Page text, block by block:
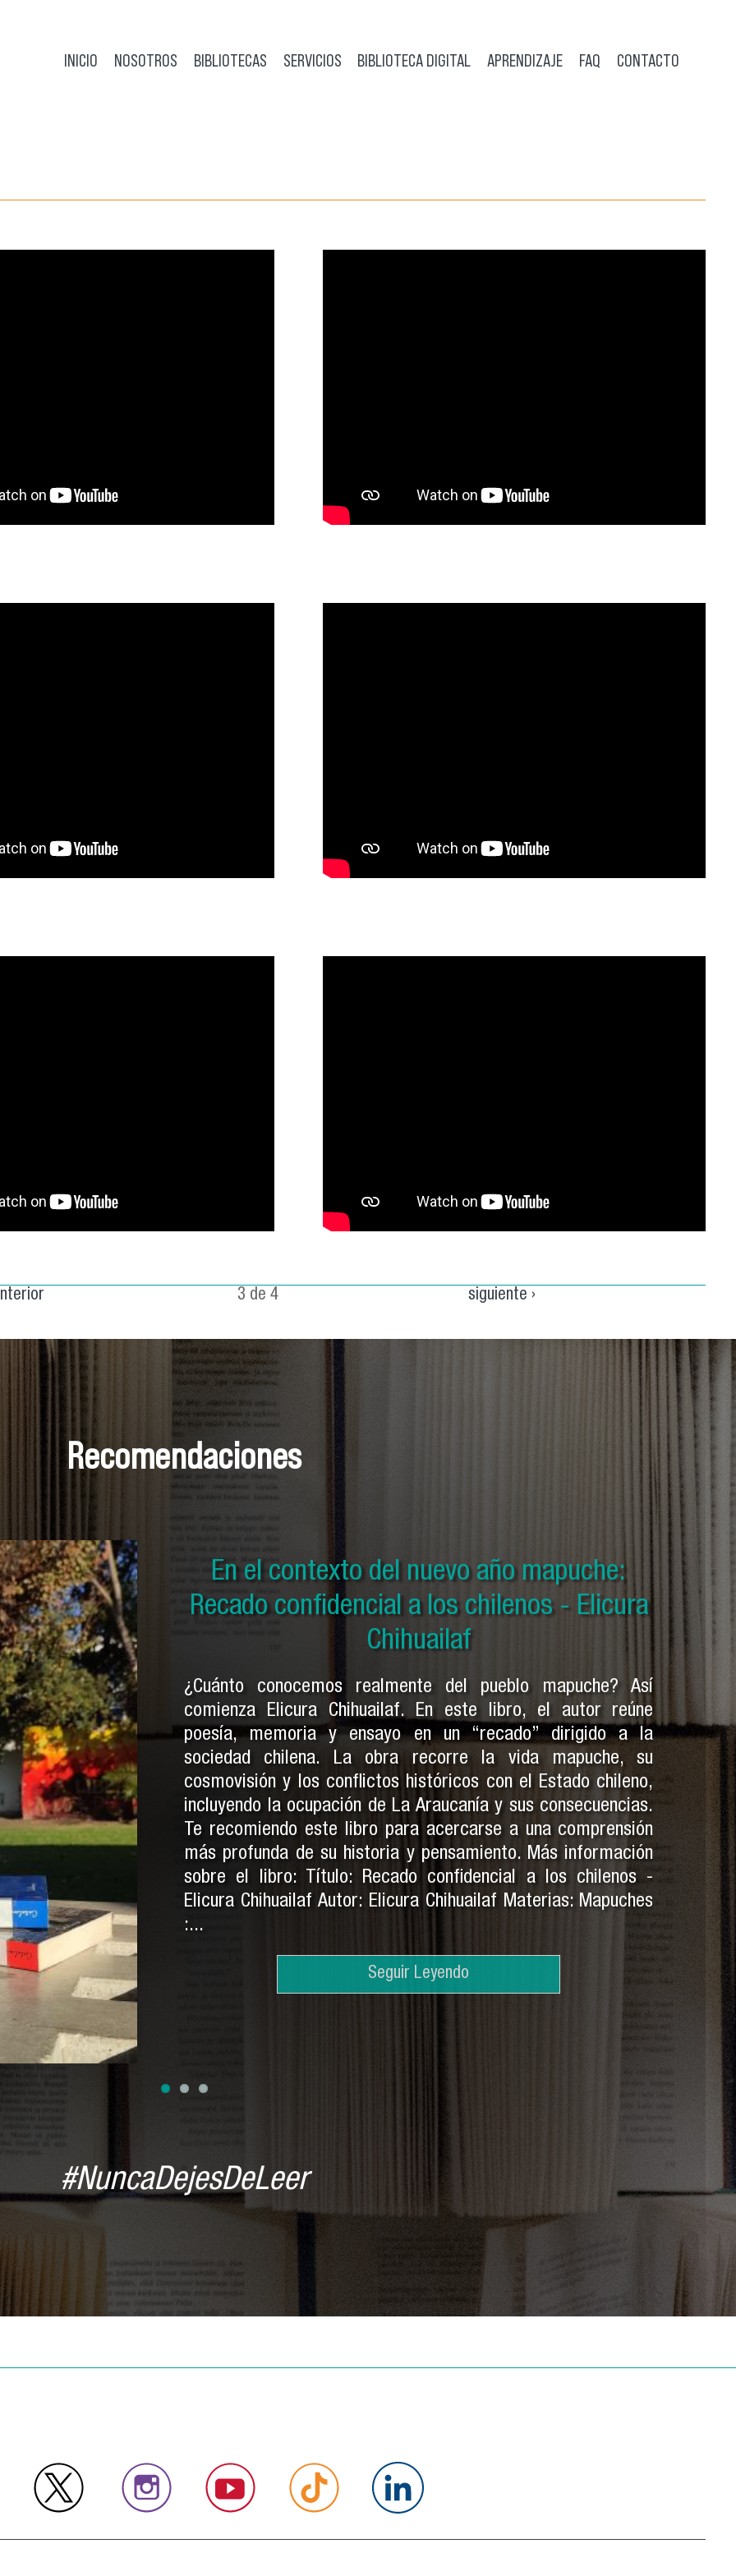
INICIO NOSOTROS BIBLIOTECAS SERVICIOS BIBLIOTECA DIGITAL APRENDIZAJE FAQ CONTACTO
3 de 4 siguiente ›
Recomendaciones
En el contexto del nuevo año mapuche:
Recado confidencial a los chilenos - Elicura
Chihuailaf
¿Cuánto conocemos realmente del pueblo mapuche? Así
comienza Elicura Chihuailaf. En este libro, el autor reúne
poesía, memoria y ensayo en un “recado” dirigido a la
sociedad chilena. La obra recorre la vida mapuche, su
cosmovisión y los conflictos históricos con el Estado chileno,
incluyendo la ocupación de La Araucanía y sus consecuencias.
Te recomiendo este libro para acercarse a una comprensión
más profunda de su historia y pensamiento. Más información
sobre el libro: Título: Recado confidencial a los chilenos -
Elicura Chihuailaf Autor: Elicura Chihuailaf Materias: Mapuches
:...
Seguir Leyendo
En el contexto del nuevo año mapuche: Solo
por ser indios y otras crónicas mapuches -
Pedro Cayuqueo
Seguir Leyendo
En el contexto del nuevo año mapuche:
Historia secreta mapuche - Pedro Cayuqueo
Seguir Leyendo
#NuncaDejesDeLeer